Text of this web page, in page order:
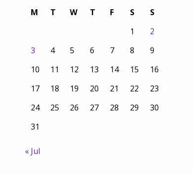
M
T W T F S
S
1
2
3
4 5 6 7 8
9
10
11 12 13 14 15
16
17
18 19 20 21 22
23
24
25 26 27 28 29
30
31
« Jul